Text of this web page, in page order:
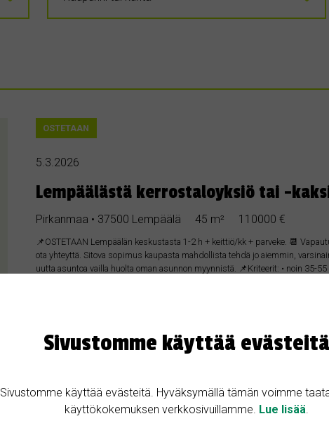
OSTETAAN
5.3.2026
Lempäälästä kerrostaloyksiö tai -
Pirkanmaa • 37500 Lempäälä 45 m² 110000 €
📌OSTETAAN Lempäälän keskustasta 1-2 h + keittiö/kk + parveke. 📆
ota yhteyttä. Sitova sopimus kaupasta mahdollista tehdä jo aiemmin,
uutta asuntoa vailla huolta oman asunnon myynnistä. 📌Kriteerit: • noin 35-
5.5.2025
Sivustomme käyttää evästeitä
Sivustomme käyttää evästeitä. Hyväksymällä tämän voimme
käyttökokemuksen verkkosivuillamme. Lue lisää